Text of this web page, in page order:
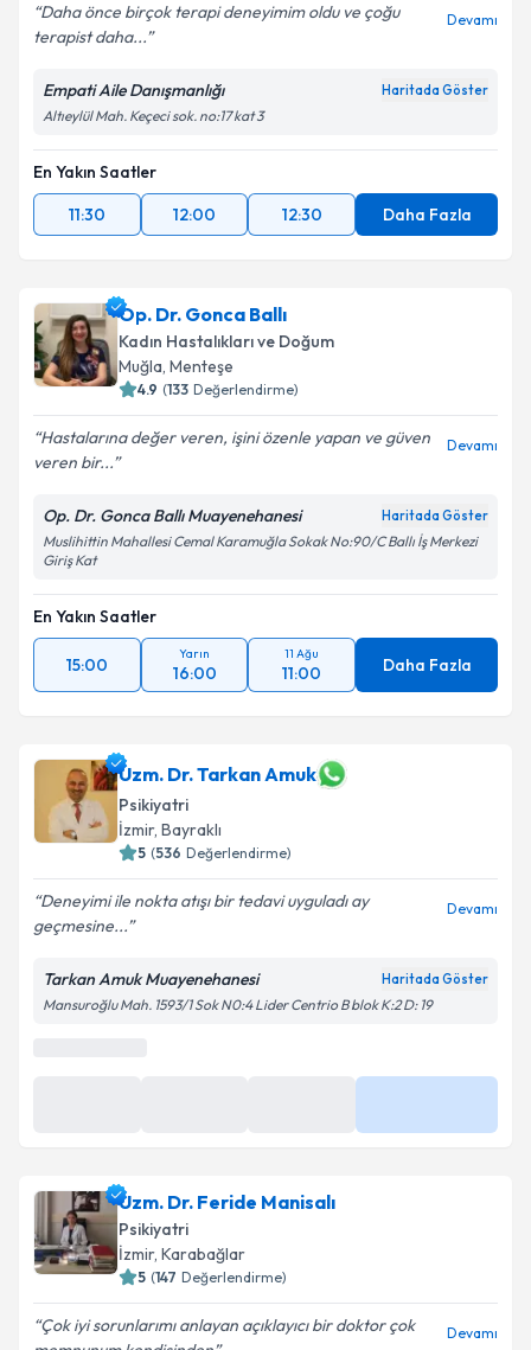
Daha önce birçok terapi deneyimim oldu ve çoğu
terapist daha...
Devamı
Empati Aile Danışmanlığı Haritada Göster
Altıeylül Mah. Keçeci sok. no:17 kat 3
En Yakın Saatler
11:30
12:00 12:30 Daha Fazla
Op. Dr. Gonca Ballı
Kadın Hastalıkları ve Doğum
Muğla, Menteşe
4.9 (133 Değerlendirme)
Hastalarına değer veren, işini özenle yapan ve güven
veren bir...
Devamı
Op. Dr. Gonca Ballı Muayenehanesi Haritada Göster
Muslihittin Mahallesi Cemal Karamuğla Sokak No:90/C Ballı İş Merkezi
Giriş Kat
En Yakın Saatler
15:00
Yarın
16:00
11 Ağu
11:00 Daha Fazla
Uzm. Dr. Tarkan Amuk
Psikiyatri
İzmir, Bayraklı
5 (536 Değerlendirme)
Deneyimi ile nokta atışı bir tedavi uyguladı ay
geçmesine...
Devamı
Tarkan Amuk Muayenehanesi Haritada Göster
Mansuroğlu Mah. 1593/1 Sok N0:4 Lider Centrio B blok K:2 D: 19
Uzm. Dr. Feride Manisalı
Psikiyatri
İzmir,Karabağlar
( Değerlendirme)
Çok iyi sorunlarımı anlayan açıklayıcı bir doktor çok